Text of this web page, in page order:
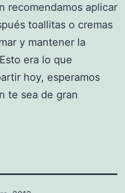
recomendamos aplicar
toallitas o cremas
y mantener la
era lo que
hoy, esperamos
te sea de gran